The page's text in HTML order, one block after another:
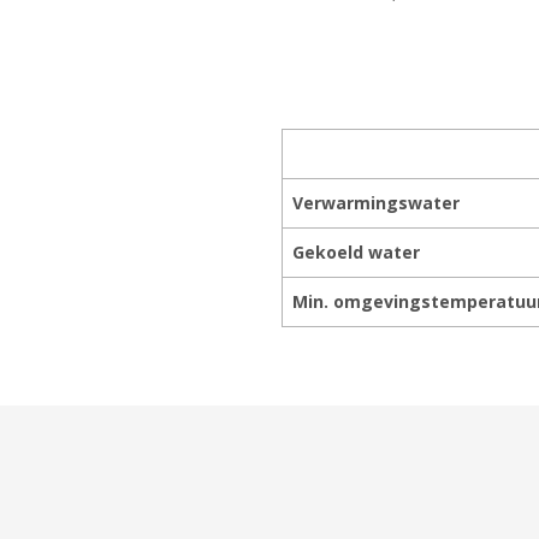
Verwarmingswater
Gekoeld water
Min.